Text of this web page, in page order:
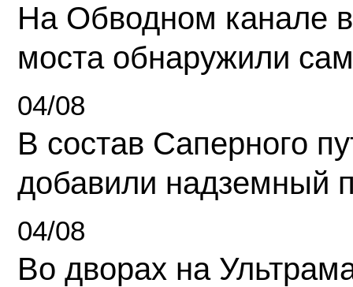
На Обводном канале
моста обнаружили
04/08
В состав Саперного
добавили надземный
04/08
Во дворах на